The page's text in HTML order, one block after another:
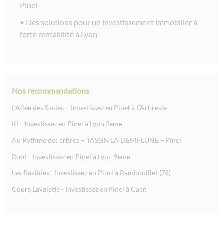
Pinel
Des solutions pour un investissement immobilier à
forte rentabilité à Lyon
Nos recommandations
L’Allée des Saules – Investissez en Pinel à L’Arbresle
KI - Investissez en Pinel à Lyon 3ème
Au Rythme des arbres – TASSIN LA DEMI-LUNE – Pinel
Roof - Investissez en Pinel à Lyon 9ème
Les Bastides - Investissez en Pinel à Rambouillet (78)
Cours Lavalette - Investissez en Pinel à Caen